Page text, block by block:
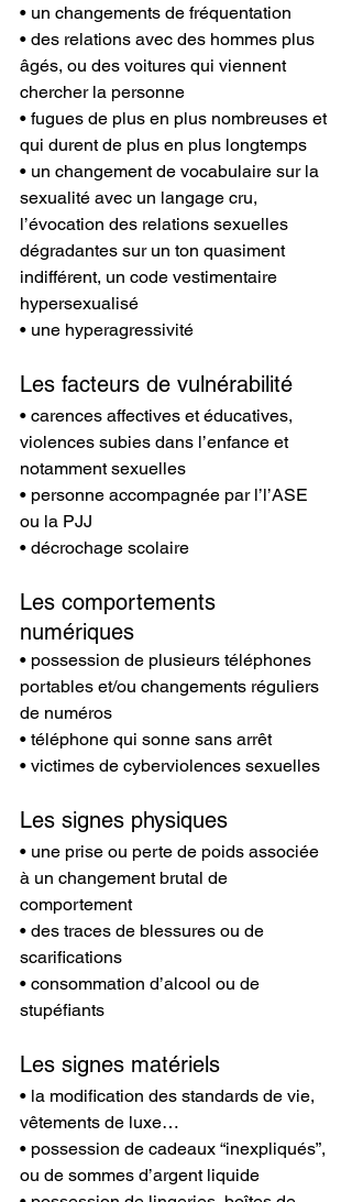
• un changements de fréquentation
• des relations avec des hommes plus
âgés, ou des voitures qui viennent
chercher la personne
• fugues de plus en plus nombreuses et
qui durent de plus en plus longtemps
• un changement de vocabulaire sur la
sexualité avec un langage cru,
l’évocation des relations sexuelles
dégradantes sur un ton quasiment
indifférent, un code vestimentaire
hypersexualisé
• une hyperagressivité
Les facteurs de vulnérabilité
• carences affectives et éducatives,
violences subies dans l’enfance et
notamment sexuelles
• personne accompagnée par l’l’ASE
ou la PJJ
• décrochage scolaire
Les comportements
numériques
• possession de plusieurs téléphones
portables et/ou changements réguliers
de numéros
• téléphone qui sonne sans arrêt
• victimes de cyberviolences sexuelles
Les signes physiques
• une prise ou perte de poids associée
à un changement brutal de
comportement
• des traces de blessures ou de
scarifications
• consommation d’alcool ou de
stupéfiants
Les signes matériels
• la modification des standards de vie,
vêtements de luxe…
• possession de cadeaux “inexpliqués”,
ou de sommes d’argent liquide